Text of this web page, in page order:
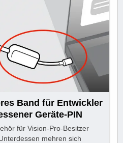
Band für Entwickler
Geräte-PIN
für Vision-Pro-Besitzer
mehren sich